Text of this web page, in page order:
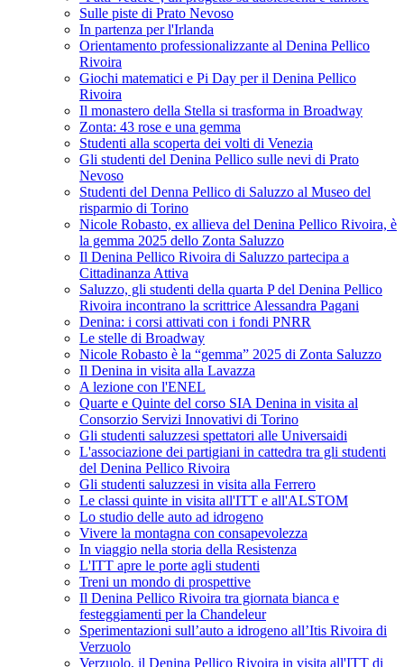
Sulle piste di Prato Nevoso
In partenza per l'Irlanda
Orientamento professionalizzante al Denina Pellico
Rivoira
Giochi matematici e Pi Day per il Denina Pellico
Rivoira
Il monastero della Stella si trasforma in Broadway
Zonta: 43 rose e una gemma
Studenti alla scoperta dei volti di Venezia
Gli studenti del Denina Pellico sulle nevi di Prato
Nevoso
Studenti del Denna Pellico di Saluzzo al Museo del
risparmio di Torino
Nicole Robasto, ex allieva del Denina Pellico Rivoira, è
la gemma 2025 dello Zonta Saluzzo
Il Denina Pellico Rivoira di Saluzzo partecipa a
Cittadinanza Attiva
Saluzzo, gli studenti della quarta P del Denina Pellico
Rivoira incontrano la scrittrice Alessandra Pagani
Denina: i corsi attivati con i fondi PNRR
Le stelle di Broadway
Nicole Robasto è la “gemma” 2025 di Zonta Saluzzo
Il Denina in visita alla Lavazza
A lezione con l'ENEL
Quarte e Quinte del corso SIA Denina in visita al
Consorzio Servizi Innovativi di Torino
Gli studenti saluzzesi spettatori alle Universaidi
L'associazione dei partigiani in cattedra tra gli studenti
del Denina Pellico Rivoira
Gli studenti saluzzesi in visita alla Ferrero
Le classi quinte in visita all'ITT e all'ALSTOM
Lo studio delle auto ad idrogeno
Vivere la montagna con consapevolezza
In viaggio nella storia della Resistenza
L'ITT apre le porte agli studenti
Treni un mondo di prospettive
Il Denina Pellico Rivoira tra giornata bianca e
festeggiamenti per la Chandeleur
Sperimentazioni sull’auto a idrogeno all’Itis Rivoira di
Verzuolo
Verzuolo, il Denina Pellico Rivoira in visita all'ITT di